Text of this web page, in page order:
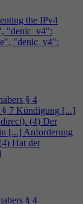
the IPv4
"denic_v4":
"denic_v4":
§ 4
§ 7 Kündigung [...]
(4) Der
[...] Anforderung
4) Hat der
§ 4